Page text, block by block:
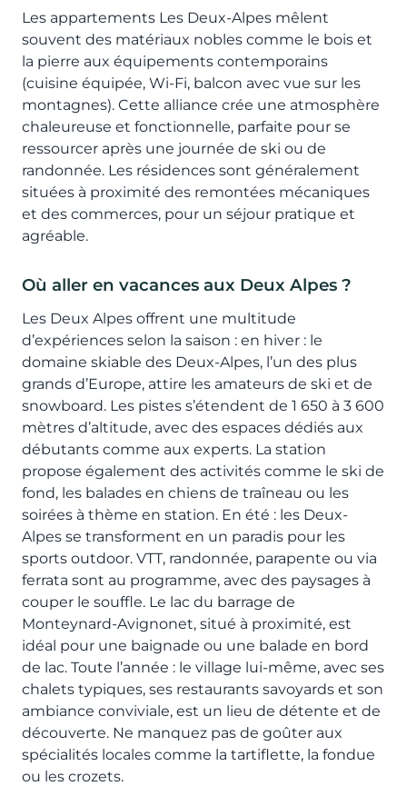
Les appartements Les Deux-Alpes mêlent
souvent des matériaux nobles comme le bois et
la pierre aux équipements contemporains
(cuisine équipée, Wi-Fi, balcon avec vue sur les
montagnes). Cette alliance crée une atmosphère
chaleureuse et fonctionnelle, parfaite pour se
ressourcer après une journée de ski ou de
randonnée. Les résidences sont généralement
situées à proximité des remontées mécaniques
et des commerces, pour un séjour pratique et
agréable.
Où aller en vacances aux Deux Alpes ?
Les Deux Alpes offrent une multitude
d’expériences selon la saison : en hiver : le
domaine skiable des Deux-Alpes, l’un des plus
grands d’Europe, attire les amateurs de ski et de
snowboard. Les pistes s’étendent de 1 650 à 3 600
mètres d’altitude, avec des espaces dédiés aux
débutants comme aux experts. La station
propose également des activités comme le ski de
fond, les balades en chiens de traîneau ou les
soirées à thème en station. En été : les Deux-
Alpes se transforment en un paradis pour les
sports outdoor. VTT, randonnée, parapente ou via
ferrata sont au programme, avec des paysages à
couper le souffle. Le lac du barrage de
Monteynard-Avignonet, situé à proximité, est
idéal pour une baignade ou une balade en bord
de lac. Toute l’année : le village lui-même, avec ses
chalets typiques, ses restaurants savoyards et son
ambiance conviviale, est un lieu de détente et de
découverte. Ne manquez pas de goûter aux
spécialités locales comme la tartiflette, la fondue
ou les crozets.